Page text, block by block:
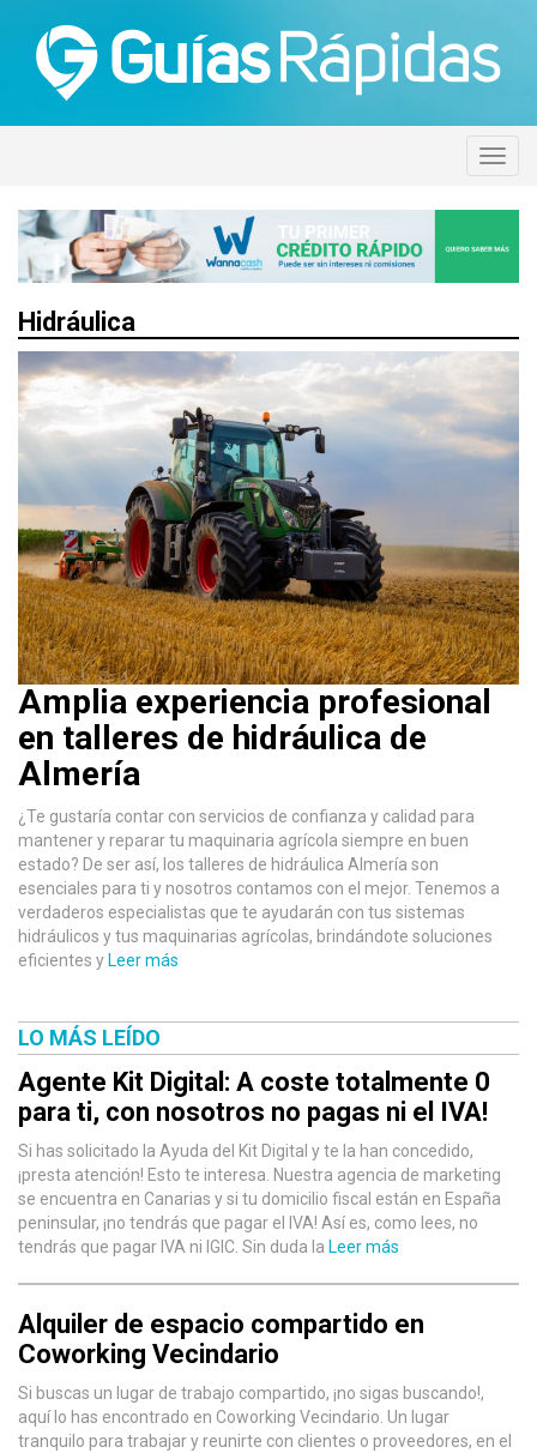
Hidráulica
Amplia experiencia profesional
en talleres de hidráulica de
Almería
¿Te gustaría contar con servicios de confianza y calidad para
mantener y reparar tu maquinaria agrícola siempre en buen
estado? De ser así, los talleres de hidráulica Almería son
esenciales para ti y nosotros contamos con el mejor. Tenemos a
verdaderos especialistas que te ayudarán con tus sistemas
hidráulicos y tus maquinarias agrícolas, brindándote soluciones
eficientes y Leer más
LO MÁS LEÍDO
Agente Kit Digital: A coste totalmente 0
para ti, con nosotros no pagas ni el IVA!
Si has solicitado la Ayuda del Kit Digital y te la han concedido,
¡presta atención! Esto te interesa. Nuestra agencia de marketing
se encuentra en Canarias y si tu domicilio fiscal están en España
peninsular, ¡no tendrás que pagar el IVA! Así es, como lees, no
tendrás que pagar IVA ni IGIC. Sin duda la Leer más
Alquiler de espacio compartido en
Coworking Vecindario
Si buscas un lugar de trabajo compartido, ¡no sigas buscando!,
aquí lo has encontrado en Coworking Vecindario. Un lugar
tranquilo para trabajar y reunirte con clientes o proveedores, en el